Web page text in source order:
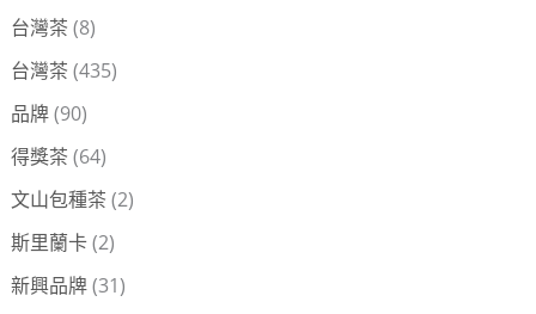
台灣茶 (8)
台灣茶 (435)
品牌(90)
得獎茶 (64)
文山包種茶 (2)
斯里蘭卡(2)
新興品牌(31)